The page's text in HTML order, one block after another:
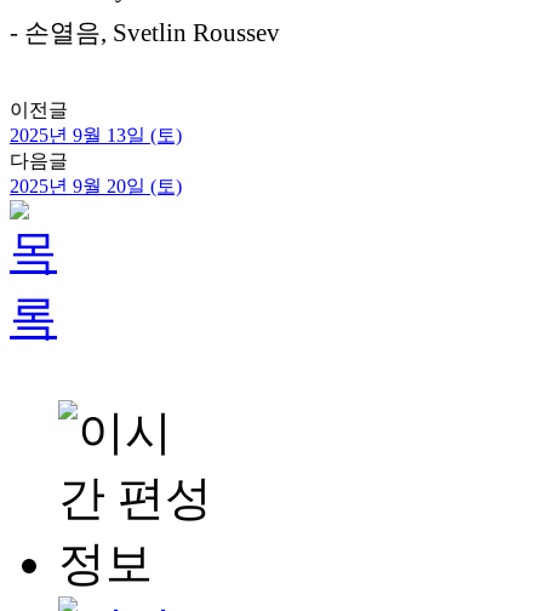
- 손열음, Svetlin Roussev
이전글
2025년 9월 13일 (토)
다음글
2025년 9월 20일 (토)